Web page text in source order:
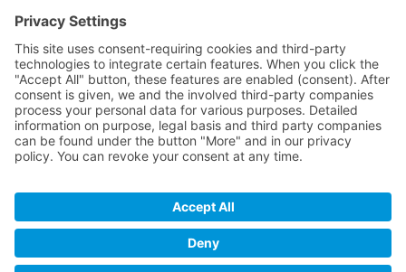
time I comment.
Wo Integrität etwas Wert ist
blog
Partnerprogram
Impressum